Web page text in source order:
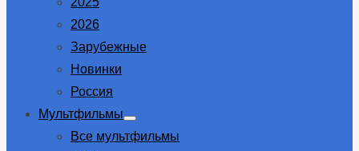
2026
Зарубежные
Новинки
Россия
Мультфильмы
Show
sub
Все мультфильмы